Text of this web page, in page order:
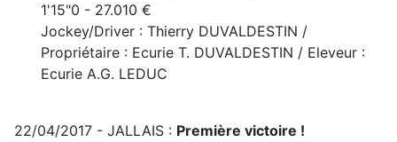
1'15"0 - 27.010 €
Jockey/Driver : Thierry DUVALDESTIN /
Propriétaire : Ecurie T. DUVALDESTIN / Eleveur :
Ecurie A.G. LEDUC
22/04/2017 - JALLAIS : Première victoire !